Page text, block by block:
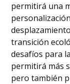
permitirá una
transición
desafíos para
permitirá más
pero también